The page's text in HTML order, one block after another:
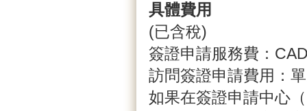
具體費用
(已含稅)
簽證申請服務費：
訪問簽證申請費用：
如果在簽證申請中心